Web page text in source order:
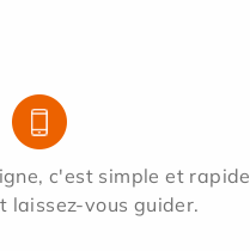
c'est simple et rapide
laissez-vous guider.